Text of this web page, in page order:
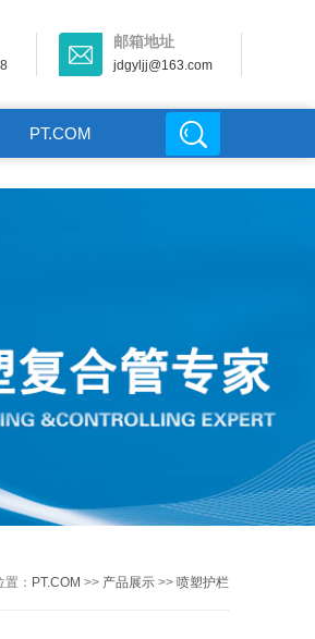
邮箱地址
jdgyljj@163.com
PT.COM
置： PT.COM >> 产品展示>> 喷塑护栏